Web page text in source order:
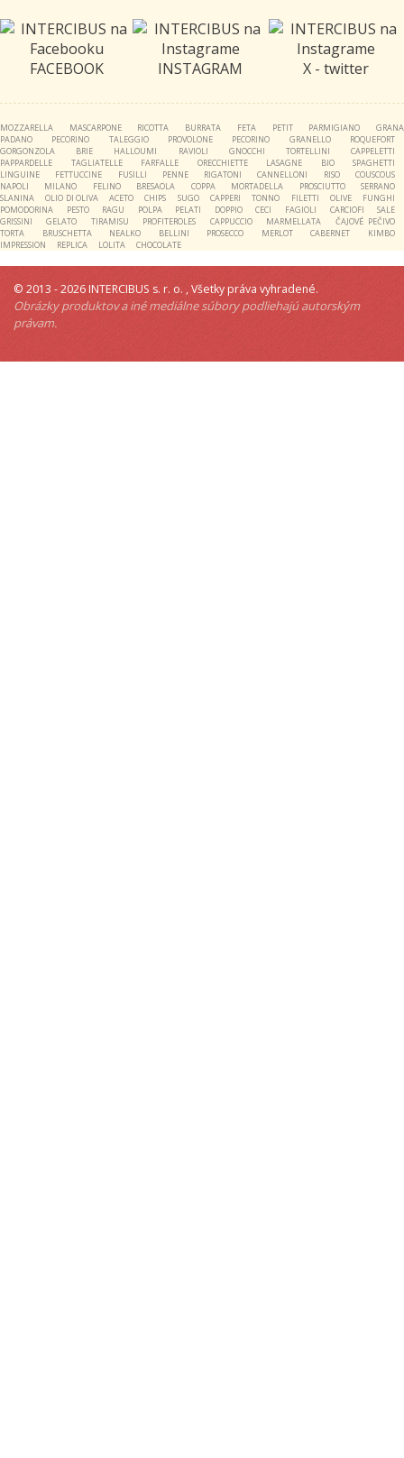
FACEBOOK INSTAGRAM X - twitter
MOZZARELLA MASCARPONE RICOTTA BURRATA FETA PETIT PARMIGIANO
GRANA
PADANO
PECORINO TALEGGIO PROVOLONE PECORINO GRANELLO
ROQUEFORT
GORGONZOLA
BRIE HALLOUMI RAVIOLI GNOCCHI TORTELLINI
CAPPELETTI
PAPPARDELLE
TAGLIATELLE FARFALLE ORECCHIETTE LASAGNE BIO
SPAGHETTI
LINGUINE
FETTUCCINE FUSILLI PENNE RIGATONI CANNELLONI RISO
COUSCOUS
NAPOLI
MILANO FELINO BRESAOLA COPPA MORTADELLA PROSCIUTTO
SERRANO
SLANINA
OLIO DI OLIVA ACETO CHIPS SUGO CAPPERI TONNO FILETTI OLIVE
FUNGHI
POMODORINA
PESTO RAGU POLPA PELATI DOPPIO CECI FAGIOLI CARCIOFI
SALE
GRISSINI
GELATO TIRAMISU PROFITEROLES CAPPUCCIO MARMELLATA
ČAJOVÉ PEČIVO
TORTA
BRUSCHETTA NEALKO BELLINI PROSECCO MERLOT CABERNET
KIMBO
IMPRESSION
REPLICA LOLITA CHOCOLATE
© 2013 -2026 INTERCIBUS s. r. o. , Všetky práva vyhradené.
Obrázky produktov a iné mediálne súbory podliehajú autorským
právam.